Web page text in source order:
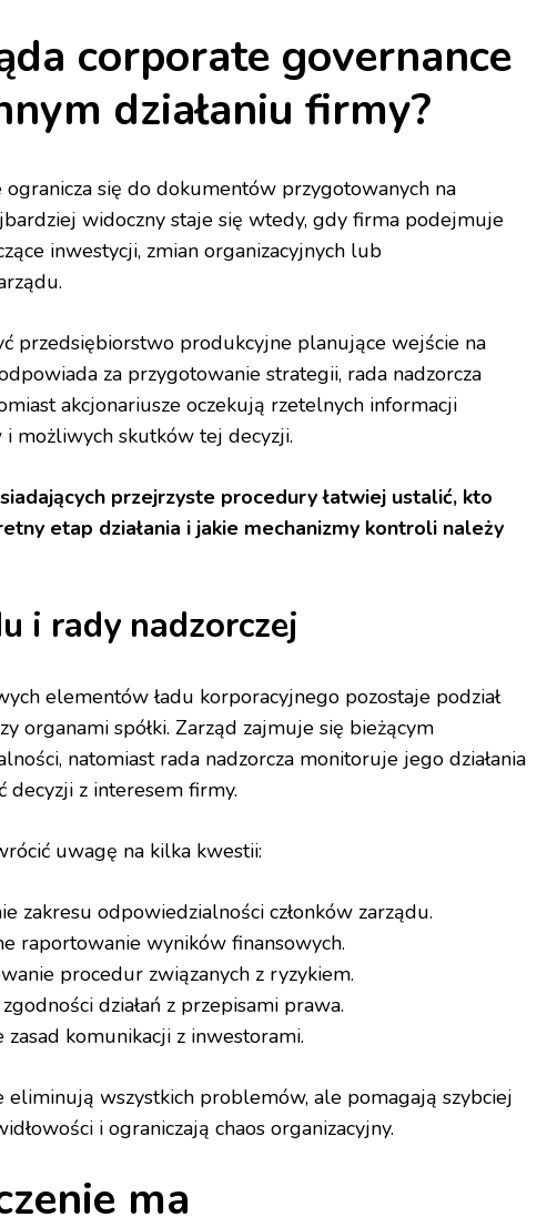
corporate governance
działaniu firmy?
się do dokumentów przygotowanych na
widoczny staje się wtedy, gdy firma podejmuje
inwestycji, zmian organizacyjnych lub
przedsiębiorstwo produkcyjne planujące wejście na
za przygotowanie strategii, rada nadzorcza
akcjonariusze oczekują rzetelnych informacji
i możliwych skutków tej decyzji.
przejrzyste procedury łatwiej ustalić, kto
etap działania i jakie mechanizmy kontroli należy
i rady nadzorczej
elementów ładu korporacyjnego pozostaje podział
organami spółki. Zarząd zajmuje się bieżącym
natomiast rada nadzorcza monitoruje jego działania
decyzji z interesem firmy.
uwagę na kilka kwestii:
zakresu odpowiedzialności członków zarządu.
raportowanie wyników finansowych.
procedur związanych z ryzykiem.
działań z przepisami prawa.
zasad komunikacji z inwestorami.
eliminują wszystkich problemów, ale pomagają szybciej
i ograniczają chaos organizacyjny.
ma